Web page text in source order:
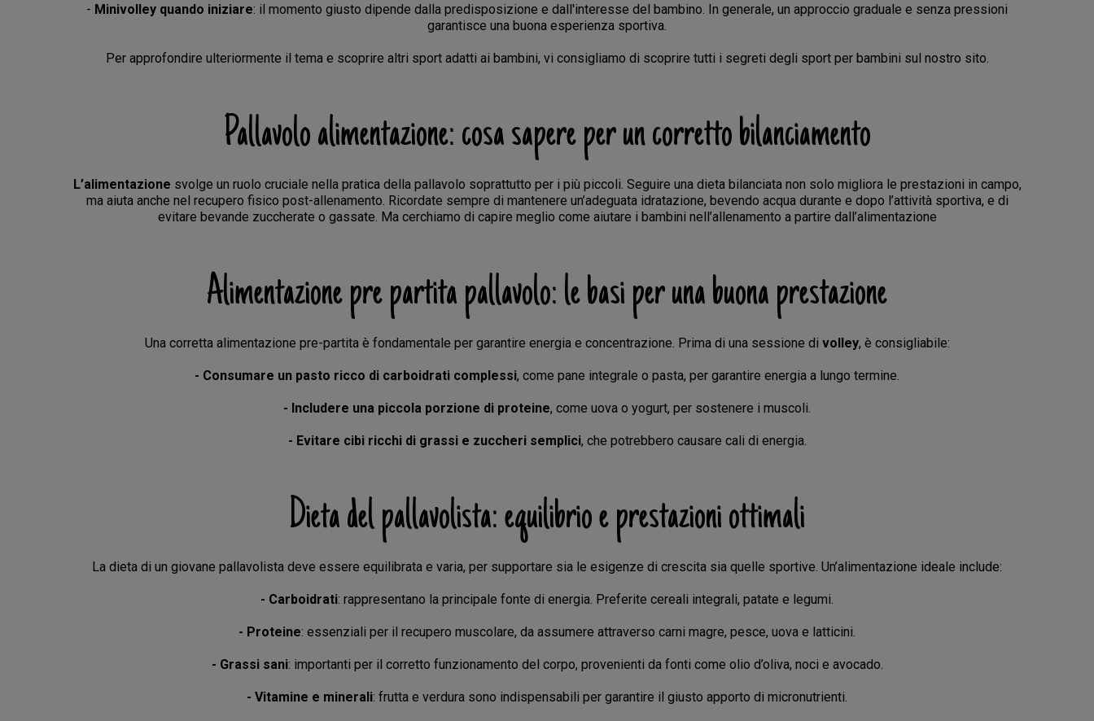
- Minivolley quando iniziare: il momento giusto dipende dalla predisposizione e dall'interesse del bambino. In generale, un approccio graduale e senza pressioni
garantisce una buona esperienza sportiva.
Per approfondire ulteriormente il tema e scoprire altri sport adatti ai bambini, vi consigliamo di scoprire tutti i segreti degli sport per bambini sul nostro sito.
Pallavolo alimentazione: cosa sapere per un corretto bilanciamento
L’alimentazione svolge un ruolo cruciale nella pratica della pallavolo soprattutto per i più piccoli. Seguire una dieta bilanciata non solo migliora le prestazioni in campo,
ma aiuta anche nel recupero fisico post-allenamento. Ricordate sempre di mantenere un’adeguata idratazione, bevendo acqua durante e dopo l’attività sportiva, e di
evitare bevande zuccherate o gassate. Ma cerchiamo di capire meglio come aiutare i bambini nell’allenamento a partire dall’alimentazione
Alimentazione pre partita pallavolo: le basi per una buona prestazione
Una corretta alimentazione pre-partita è fondamentale per garantire energia e concentrazione. Prima di una sessione di volley, è consigliabile:
- Consumare un pasto ricco di carboidrati complessi, come pane integrale o pasta, per garantire energia a lungo termine.
- Includere una piccola porzione di proteine, come uova o yogurt, per sostenere i muscoli.
- Evitare cibi ricchi di grassi e zuccheri semplici, che potrebbero causare cali di energia.
Dieta del pallavolista: equilibrio e prestazioni ottimali
La dieta di un giovane pallavolista deve essere equilibrata e varia, per supportare sia le esigenze di crescita sia quelle sportive. Un’alimentazione ideale include:
- Carboidrati: rappresentano la principale fonte di energia. Preferite cereali integrali, patate e legumi.
- Proteine: essenziali per il recupero muscolare, da assumere attraverso carni magre, pesce, uova e latticini.
- Grassi sani: importanti per il corretto funzionamento del corpo, provenienti da fonti come olio d’oliva, noci e avocado.
- Vitamine e minerali: frutta e verdura sono indispensabili per garantire il giusto apporto di micronutrienti.